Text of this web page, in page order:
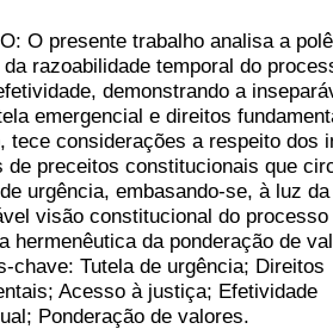
O presente trabalho analisa a
razoabilidade temporal do
demonstrando a
emergencial e direitos
tece considerações a respeito dos
de preceitos constitucionais que
urgência, embasando-se, à luz
visão constitucional do
hermenêutica da ponderação de
chave: Tutela de urgência; Direitos
Acesso à justiça; Efetividade
Ponderação de valores.